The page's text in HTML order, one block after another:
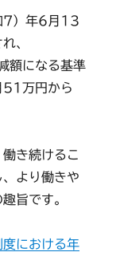
7）年6月13
、
額になる基準
51万円から
き続けるこ
より働きや
旨です。
における年